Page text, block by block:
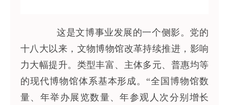
这是文博事业发展的一个侧影。党的
十八大以来，文物博物馆改革持续推进，影响
力大幅提升。类型丰富、主体多元、普惠均等
的现代博物馆体系基本形成。“全国博物馆数
量、年举办展览数量、年参观人次分别增长